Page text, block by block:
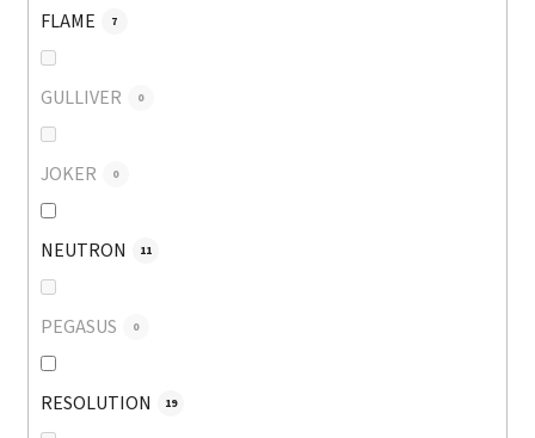
FLAME 7
GULLIVER 0
JOKER 0
NEUTRON 11
PEGASUS 0
RESOLUTION 19